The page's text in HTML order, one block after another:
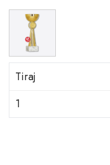
Tiraj
1